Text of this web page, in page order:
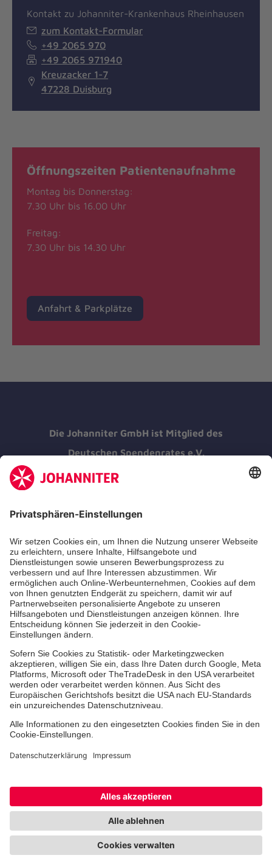
Kontakt zu Johanniter-Krankenhaus Rheinhausen
zum Kontakt-Formular
+49 2065 970
+49 2065 971940
Kreuzacker 1-7
47228 Duisburg
Öffnungszeiten Patientenaufnahme
Montag bis Donnerstag:
7.30 Uhr bis 16.00 Uhr
Freitag:
7.30 Uhr bis 14.30 Uhr
Anfahrt & Parkplätze
Die Johanniter GmbH ist Mitglied des
Deutschen Spendenrates e.V.
Kununu Top Company 2026
Medizin & Pflege
Zentren
Patienten
Karriere
Hinweisgebersystem
Cookie-Einstellungen Datenschutz Barrierefreiheit
Impressum Kontakt Widerruf